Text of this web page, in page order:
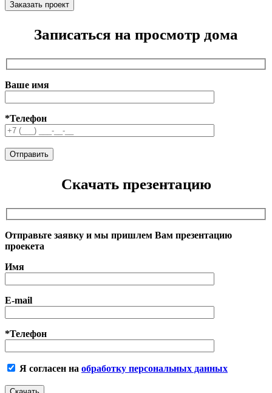
Записаться на просмотр дома
Ваше имя
*Телефон
Скачать презентацию
Отправьте заявку и мы пришлем Вам презентацию
проекета
Имя
E-mail
*Телефон
Я согласен на обработку персональных данных